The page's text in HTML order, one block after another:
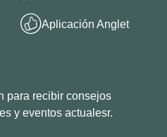
Aplicación Anglet
para recibir consejos
y eventos actualesr.